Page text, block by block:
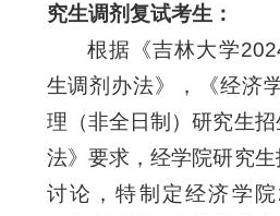
究生调剂复试考生：
根据《吉林大学
生调剂办法》，《经济
理（非全日制）研究生
法》要求，经学院研究
讨论，特制定经济学